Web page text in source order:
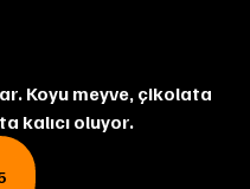
Koyu meyve, çikolata
kalıcı oluyor.